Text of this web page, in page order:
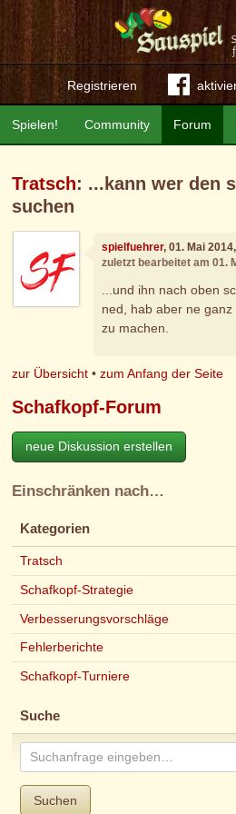
Registrieren
Community Forum
Spielen!
Tratsch: ...kann wer den
suchen
spielfuehrer, 01. Mai
zuletzt bearbeitet am 01.
...und ihn nach oben
ned, hab aber ne
zu machen.
zur Übersicht •zum Anfang der Seite
Schafkopf-Forum
neue Diskussion erstellen
Einschränken nach…
Kategorien
Tratsch
Schafkopf-Strategie
Verbesserungsvorschläge
Fehlerberichte
Schafkopf-Turniere
Suche
Suchen